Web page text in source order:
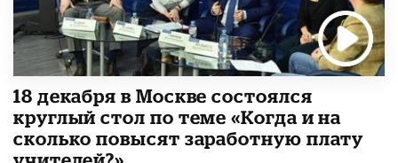
18 декабря в Москве состоялся
круглый стол по теме «Когда и на
сколько повысят заработную плату